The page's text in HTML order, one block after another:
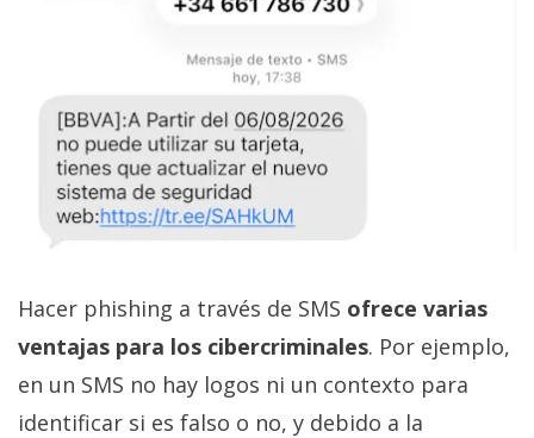
Hacer phishing a través de SMS ofrece varias
ventajas para los cibercriminales. Por ejemplo,
en un SMS no hay logos ni un contexto para
identificar si es falso o no, y debido a la